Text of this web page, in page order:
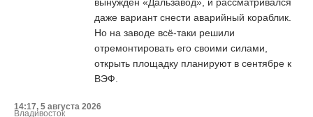
даже вариант снести аварийный кораблик.
Но на заводе всё-таки решили
отремонтировать его своими силами,
открыть площадку планируют в сентябре к
ВЭФ.
14:17, 5 августа 2026
Владивосток